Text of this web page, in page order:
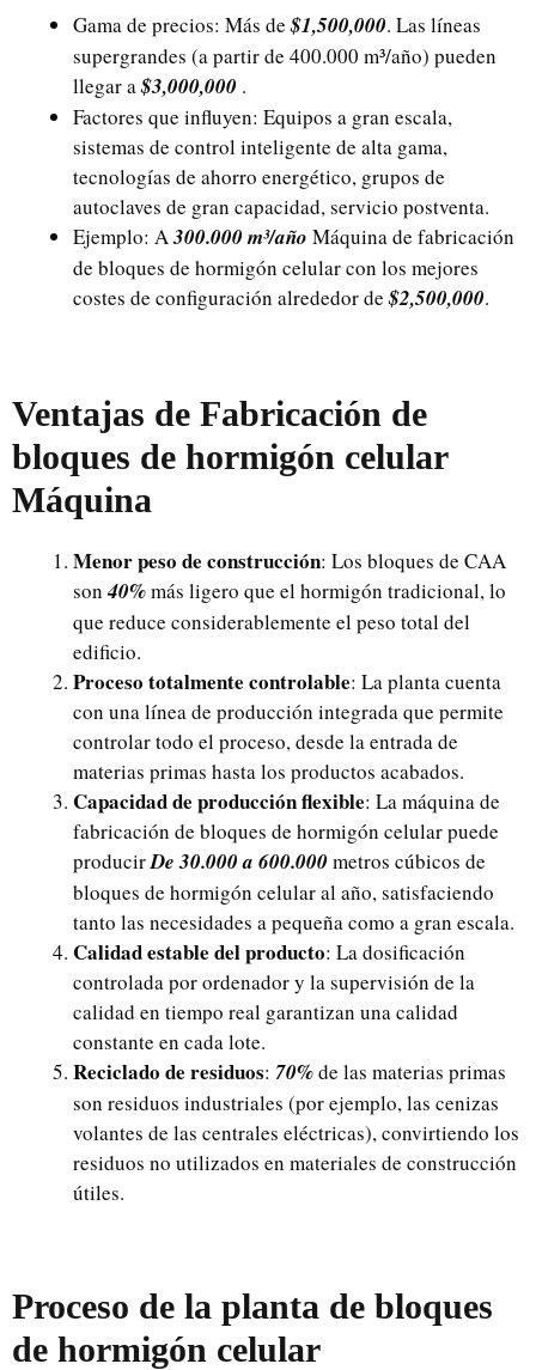
Gama de precios: Más de$1,500,000. Las líneas
supergrandes (a partir de 400.000 m³/año) pueden
llegar a$3,000,000 .
Factores que influyen: Equipos a gran escala,
sistemas de control inteligente de alta gama,
tecnologías de ahorro energético, grupos de
autoclaves de gran capacidad, servicio postventa.
Ejemplo: A300.000 m³/año Máquina de fabricación
de bloques de hormigón celular con los mejores
costes de configuración alrededor de$2,500,000.
Ventajas de Fabricación de
bloques de hormigón celular
Máquina
Menor peso de construcción: Los bloques de CAA
son40%más ligero que el hormigón tradicional, lo
que reduce considerablemente el peso total del
edificio.
Proceso totalmente controlable: La planta cuenta
con una línea de producción integrada que permite
controlar todo el proceso, desde la entrada de
materias primas hasta los productos acabados.
Capacidad de producción flexible: La máquina de
fabricación de bloques de hormigón celular puede
producirDe 30.000 a 600.000 metros cúbicos de
bloques de hormigón celular al año, satisfaciendo
tanto las necesidades a pequeña como a gran escala.
Calidad estable del producto: La dosificación
controlada por ordenador y la supervisión de la
calidad en tiempo real garantizan una calidad
constante en cada lote.
Reciclado de residuos: 70%de las materias primas
son residuos industriales (por ejemplo, las cenizas
volantes de las centrales eléctricas), convirtiendo los
residuos no utilizados en materiales de construcción
útiles.
Proceso de la planta de bloques
de hormigón celular